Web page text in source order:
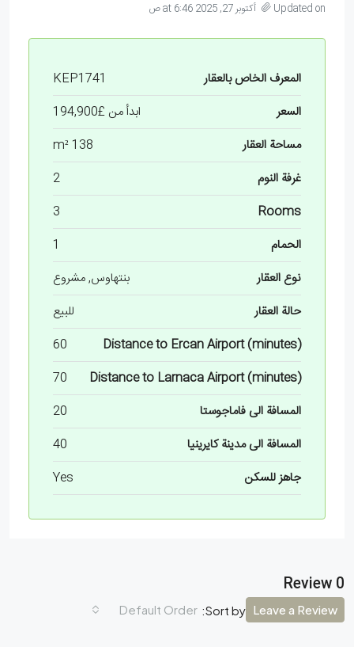
Updated on أكتوبر 27, 2025 at 6:46 ص
المعرف الخاص بالعقار
KEP1741
السعر
ابدأ من £194,900
مساحة العقار
138 m²
غرفة النوم
2
Rooms
3
الحمام
1
نوع العقار
بنتهاوس, مشروع
حالة العقار
للبيع
Distance to Ercan Airport (minutes)
60
Distance to Larnaca Airport (minutes)
70
المسافة الى فاماجوستا
20
المسافة الى مدينة كايرينيا
40
جاهز للسكن
Yes
0 Review
Sort by:
Default Order Leave a Review